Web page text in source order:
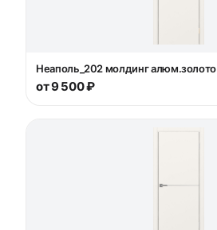
Неаполь_202 молдинг алюм.золото
от 9 500 ₽